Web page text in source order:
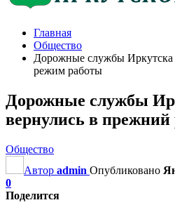
Главная
Общество
Дорожные службы Иркутска
режим работы
Дорожные службы
вернулись в
Общество
Автор admin Опубликовано
0
Поделится